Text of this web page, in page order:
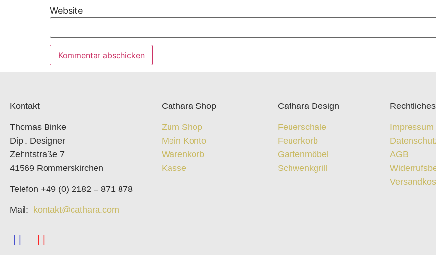
Website
Kontakt
Thomas Binke
Dipl. Designer
Zehntstraße 7
41569 Rommerskirchen
Telefon +49 (0) 2182 – 871 878
Mail: kontakt@cathara.com
Cathara Shop
Zum Shop
Mein Konto
Warenkorb
Kasse
Cathara Design
Feuerschale
Feuerkorb
Gartenmöbel
Schwenkgrill
Rechtliches
Impressum
AGB